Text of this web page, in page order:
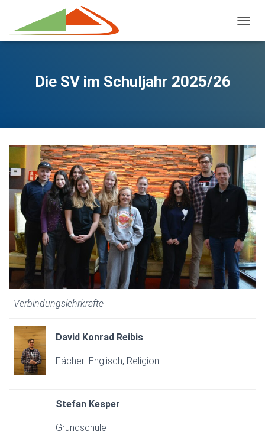
Die SV im Schuljahr 2025/26
Verbindungslehrkräfte
David Konrad Reibis
Fächer: Englisch, Religion
Stefan Kesper
Grundschule